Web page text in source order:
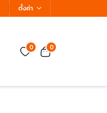
ตั้งค่า
0 0